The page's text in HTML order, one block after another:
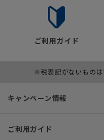
最新のお買い得情報
すめ商品などの“おト
Webでも見られる！
た新
ご利用ガイド